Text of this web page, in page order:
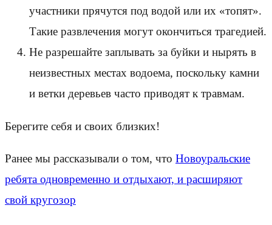
участники прячутся под водой или их «топят».
Такие развлечения могут окончиться трагедией.
Не разрешайте заплывать за буйки и нырять в
неизвестных местах водоема, поскольку камни
и ветки деревьев часто приводят к травмам.
Берегите себя и своих близких!
Ранее мы рассказывали о том, что Новоуральские
ребята одновременно и отдыхают, и расширяют
свой кругозор